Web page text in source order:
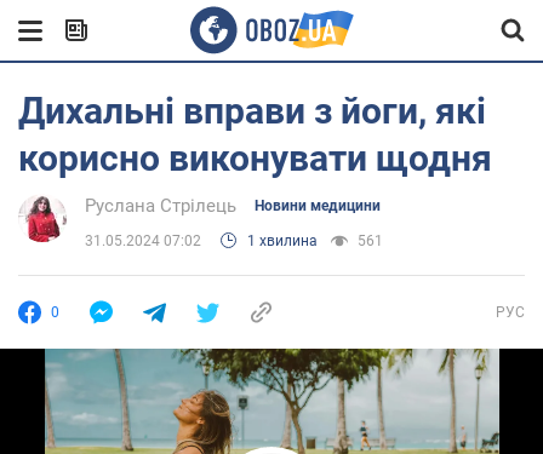
Дихальні вправи з йоги, які
корисно виконувати щодня
Руслана Стрілець Новини медицини
31.05.2024 07:02 1 хвилина 561
0 РУС